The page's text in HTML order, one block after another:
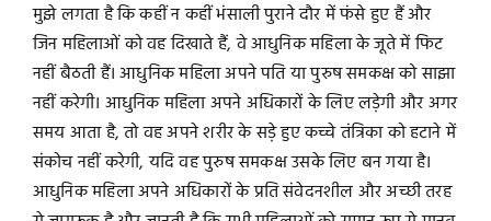
मुझे लगता है कि कहीं न कहीं भंसाली पुराने दौर में फंसे हुए हैं और
जिन महिलाओं को वह दिखाते हैं, वे आधुनिक महिला के जूते में फिट
नहीं बैठती हैं। आधुनिक महिला अपने पति या पुरुष समकक्ष को साझा
नहीं करेगी। आधुनिक महिला अपने अधिकारों के लिए लड़ेगी और अगर
समय आता है, तो वह अपने शरीर के सड़े हुए कच्चे तंत्रिका को हटाने में
संकोच नहीं करेगी, यदि वह पुरुष समकक्ष उसके लिए बन गया है।
आधुनिक महिला अपने अधिकारों के प्रति संवेदनशील और अच्छी तरह